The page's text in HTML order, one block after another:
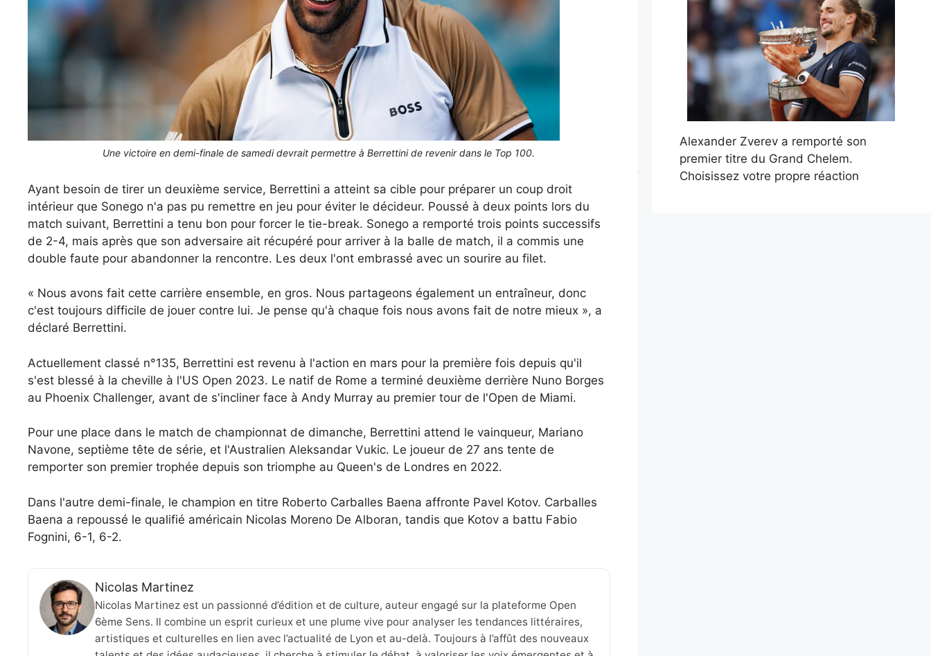
Une victoire en demi-finale de samedi devrait permettre à Berrettini de revenir dans le Top 100.
Ayant besoin de tirer un deuxième service, Berrettini a atteint sa cible pour préparer un coup droit
intérieur que Sonego n'a pas pu remettre en jeu pour éviter le décideur. Poussé à deux points lors du
match suivant, Berrettini a tenu bon pour forcer le tie-break. Sonego a remporté trois points successifs
de 2-4, mais après que son adversaire ait récupéré pour arriver à la balle de match, il a commis une
double faute pour abandonner la rencontre. Les deux l'ont embrassé avec un sourire au filet.
« Nous avons fait cette carrière ensemble, en gros. Nous partageons également un entraîneur, donc
c'est toujours difficile de jouer contre lui. Je pense qu'à chaque fois nous avons fait de notre mieux », a
déclaré Berrettini.
Actuellement classé n°135, Berrettini est revenu à l'action en mars pour la première fois depuis qu'il
s'est blessé à la cheville à l'US Open 2023. Le natif de Rome a terminé deuxième derrière Nuno Borges
au Phoenix Challenger, avant de s'incliner face à Andy Murray au premier tour de l'Open de Miami.
Pour une place dans le match de championnat de dimanche, Berrettini attend le vainqueur, Mariano
Navone, septième tête de série, et l'Australien Aleksandar Vukic. Le joueur de 27 ans tente de
remporter son premier trophée depuis son triomphe au Queen's de Londres en 2022.
Dans l'autre demi-finale, le champion en titre Roberto Carballes Baena affronte Pavel Kotov. Carballes
Baena a repoussé le qualifié américain Nicolas Moreno De Alboran, tandis que Kotov a battu Fabio
Fognini, 6-1, 6-2.
Nicolas Martinez
Nicolas Martinez est un passionné d’édition et de culture, auteur engagé sur la plateforme Open
6ème Sens. Il combine un esprit curieux et une plume vive pour analyser les tendances littéraires,
artistiques et culturelles en lien avec l’actualité de Lyon et au-delà. Toujours à l’affût des nouveaux
Alexander Zverev a remporté son
premier titre du Grand Chelem.
Choisissez votre propre réaction